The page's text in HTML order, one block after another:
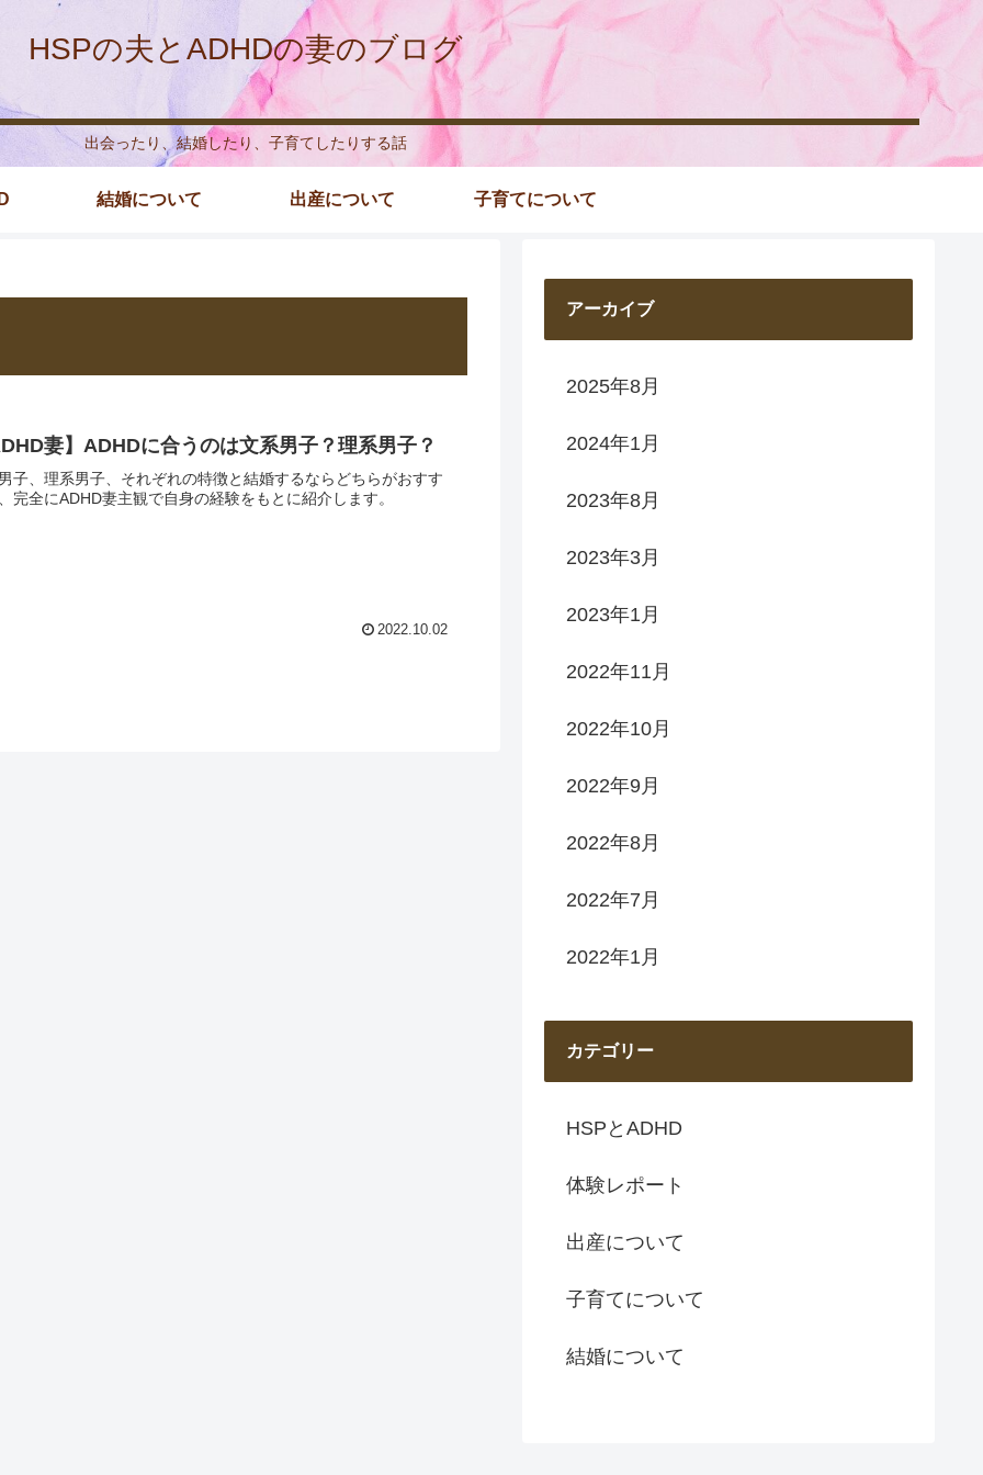
HSPの夫とADHDの妻のブログ
出会ったり、結婚したり、子育てしたりする話
結婚について 出産について 子育てについて
妻】ADHDに合うのは文系男子？理系男子？
子、理系男子、それぞれの特徴と結婚するならどちらがおすす
完全にADHD妻主観で自身の経験をもとに紹介します。
2022.10.02
アーカイブ
2025年8月
2024年1月
2023年8月
2023年3月
2023年1月
2022年11月
2022年10月
2022年9月
2022年8月
2022年7月
2022年1月
カテゴリー
HSPとADHD
体験レポート
出産について
子育てについて
結婚について